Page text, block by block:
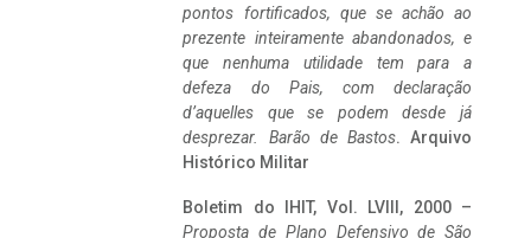
pontos fortificados, que se achão ao
prezente inteiramente abandonados, e
que nenhuma utilidade tem para a
defeza do Pais, com declaração
d’aquelles que se podem desde já
desprezar. Barão de Bastos. Arquivo
Histórico Militar
Boletim do IHIT, Vol. LVIII, 2000 –
Proposta de Plano Defensivo de São